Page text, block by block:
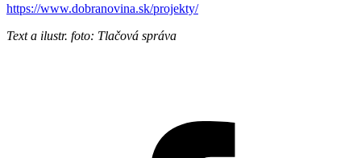
https://www.dobranovina.sk/projekty/
Text a ilustr. foto: Tlačová správa